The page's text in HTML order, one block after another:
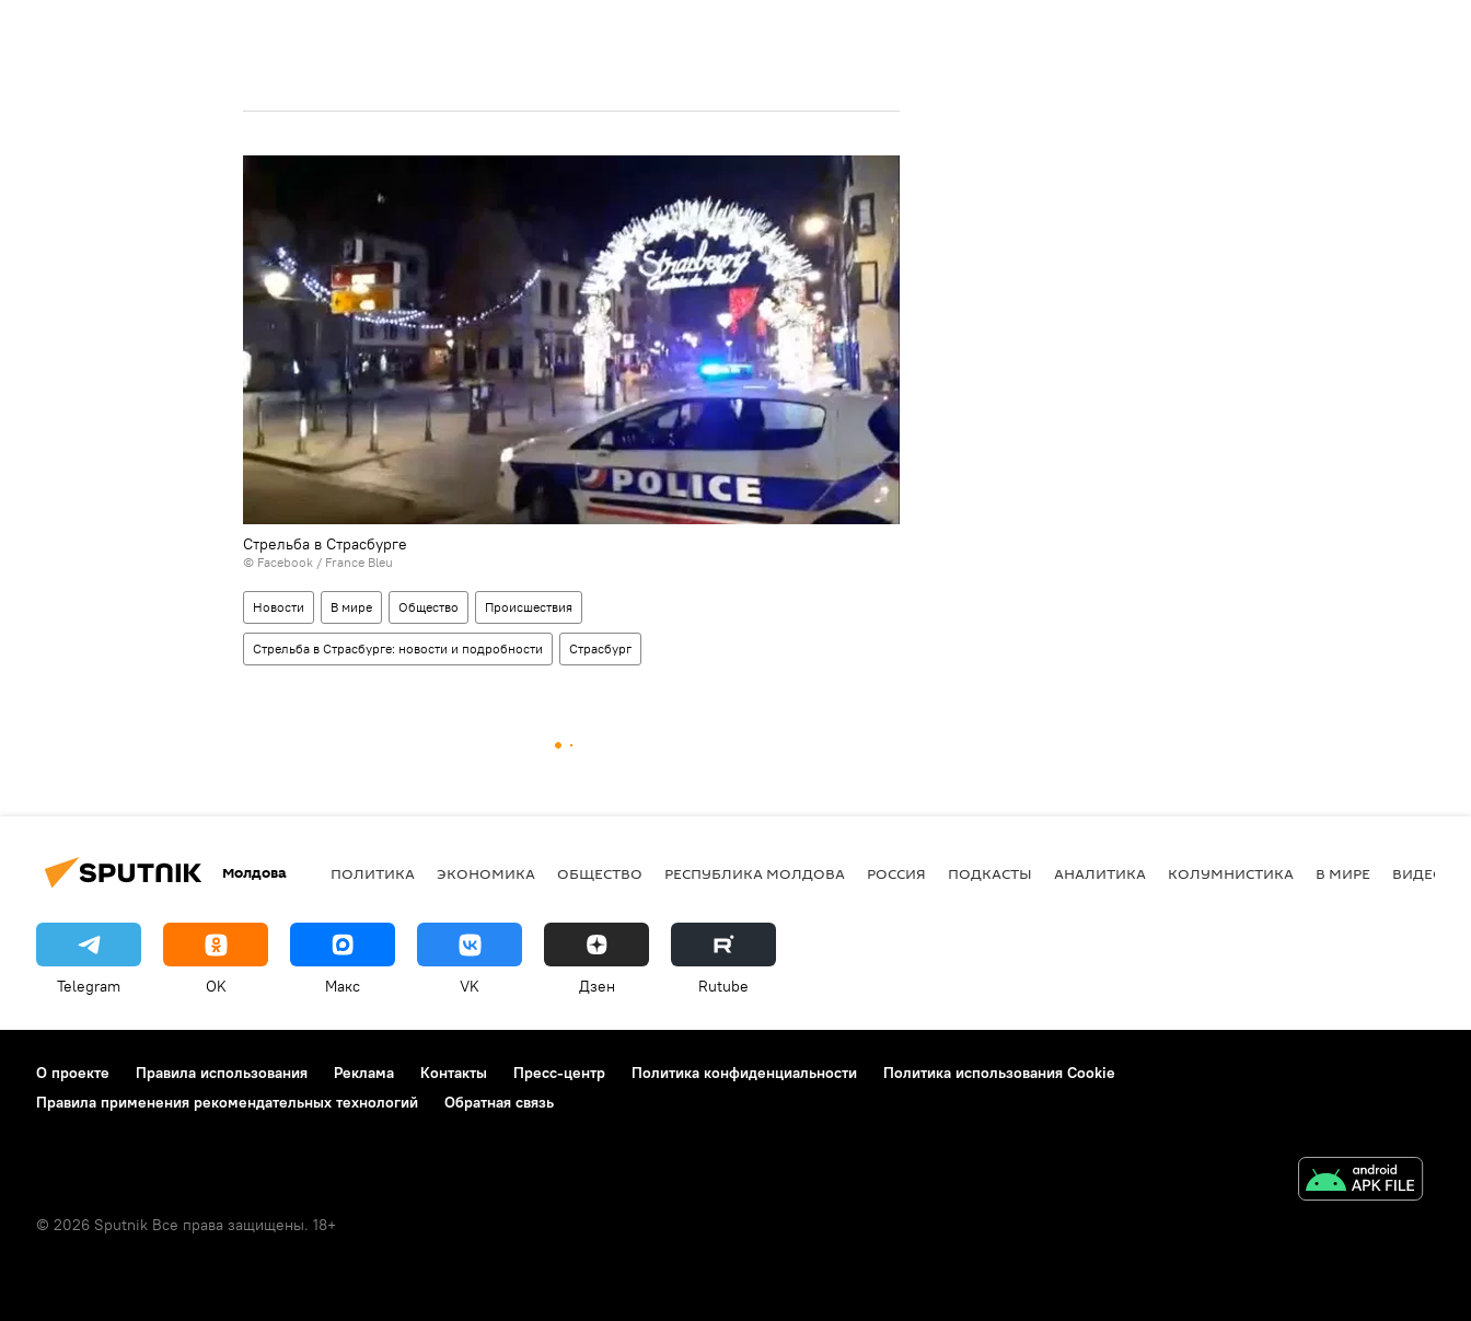
Стрельба в Страсбурге
© Facebook / France Bleu
Новости В мире Общество Происшествия
Стрельба в Страсбурге: новости и подробности Страсбург
Молдова ПОЛИТИКА ЭКОНОМИКА ОБЩЕСТВО РЕСПУБЛИКА МОЛДОВА РОССИЯ ПОДКАСТЫ АНАЛИТИКА КОЛУМНИСТИКА В МИРЕ ВИДЕО
Telegram OK Макс VK Дзен Rutube
О проекте Правила использования Реклама Контакты Пресс-центр Политика конфиденциальности
Политика использования Cookie
Правила применения рекомендательных технологий
Обратная связь
© 2026 Sputnik Все права защищены. 18+